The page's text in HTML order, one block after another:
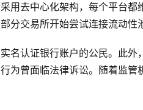
用去中心化架构，每个平台都
分交易所开始尝试连接流动性
名认证银行账户的公民。此外
为曾面临法律诉讼。随着监管